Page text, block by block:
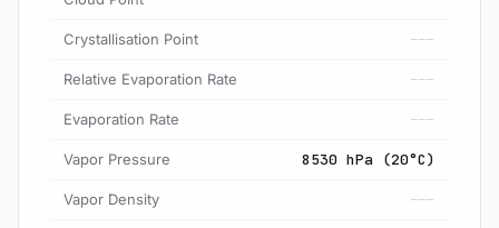
Crystallisation Point ---
Relative Evaporation Rate ---
Evaporation Rate ---
Vapor Pressure 8530 hPa (20°C)
Vapor Density ---